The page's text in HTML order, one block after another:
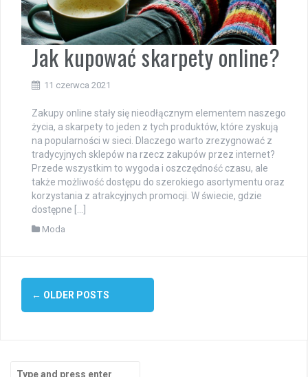
Jak kupować skarpety online?
11 czerwca 2021
Zakupy online stały się nieodłącznym elementem naszego
życia, a skarpety to jeden z tych produktów, które zyskują
na popularności w sieci. Dlaczego warto zrezygnować z
tradycyjnych sklepów na rzecz zakupów przez internet?
Przede wszystkim to wygoda i oszczędność czasu, ale
także możliwość dostępu do szerokiego asortymentu oraz
korzystania z atrakcyjnych promocji. W świecie, gdzie
dostępne […]
Moda
Posts
navigation
← OLDER POSTS